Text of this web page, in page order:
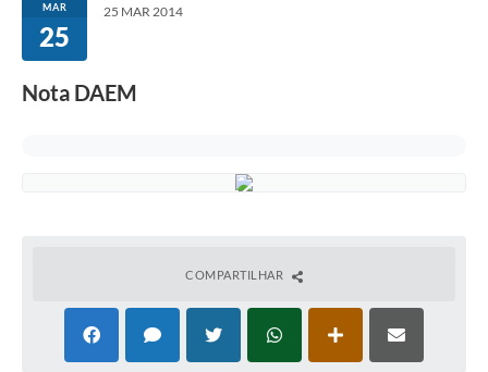
MAR
25
25 MAR 2014
Nota DAEM
COMPARTILHAR